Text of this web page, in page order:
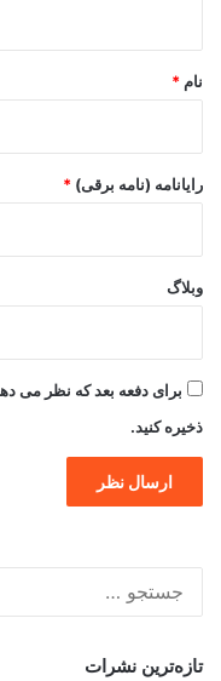
نام *
رایانامه (نامه برقی) *
وبلاگ
برای دفعه بعد که نظر می
ذخیره کنید.
تازه‌ترین نشرات